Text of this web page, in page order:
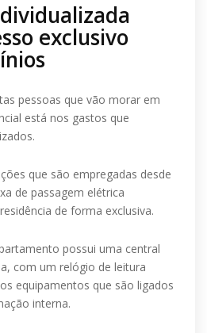
exclusivo
pessoas que vão morar em
está nos gastos que
que são empregadas desde
de passagem elétrica
de forma exclusiva.
possui uma central
com um relógio de leitura
equipamentos que são ligados
interna.